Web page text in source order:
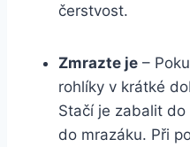
čerstvost.
Zmrazte je –
rohlíky v krátké
Stačí je zabalit
do mrazáku. Při